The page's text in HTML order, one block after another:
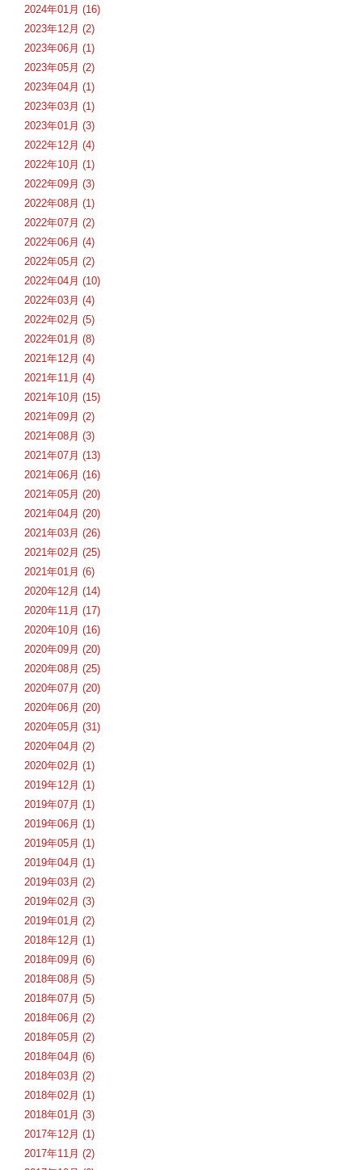
2024年01月 (16)
2023年12月 (2)
2023年06月 (1)
2023年05月 (2)
2023年04月 (1)
2023年03月 (1)
2023年01月 (3)
2022年12月 (4)
2022年10月 (1)
2022年09月 (3)
2022年08月 (1)
2022年07月 (2)
2022年06月 (4)
2022年05月 (2)
2022年04月 (10)
2022年03月 (4)
2022年02月 (5)
2022年01月 (8)
2021年12月 (4)
2021年11月 (4)
2021年10月 (15)
2021年09月 (2)
2021年08月 (3)
2021年07月 (13)
2021年06月 (16)
2021年05月 (20)
2021年04月 (20)
2021年03月 (26)
2021年02月 (25)
2021年01月 (6)
2020年12月 (14)
2020年11月 (17)
2020年10月 (16)
2020年09月 (20)
2020年08月 (25)
2020年07月 (20)
2020年06月 (20)
2020年05月 (31)
2020年04月 (2)
2020年02月 (1)
2019年12月 (1)
2019年07月 (1)
2019年06月 (1)
2019年05月 (1)
2019年04月 (1)
2019年03月 (2)
2019年02月 (3)
2019年01月 (2)
2018年12月 (1)
2018年09月 (6)
2018年08月 (5)
2018年07月 (5)
2018年06月 (2)
2018年05月 (2)
2018年04月 (6)
2018年03月 (2)
2018年02月 (1)
2018年01月 (3)
2017年12月 (1)
2017年11月 (2)